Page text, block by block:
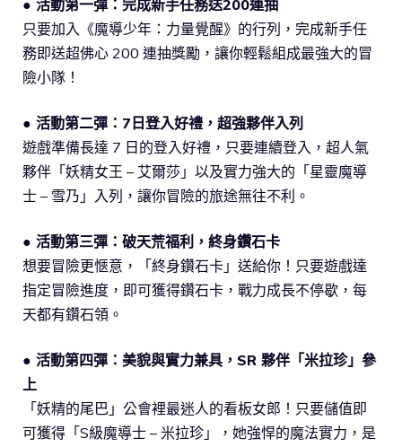
● 活動第一彈：完成新手任務送200連抽
只要加入《魔導少年：力量覺醒》的行列，完成新手任
務即送超佛心 200 連抽獎勵，讓你輕鬆組成最強大的冒
險小隊！
● 活動第二彈：7日登入好禮，超強夥伴入列
遊戲準備長達 7 日的登入好禮，只要連續登入，超人氣
夥伴「妖精女王 – 艾爾莎」以及實力強大的「星靈魔導
士 – 雪乃」入列，讓你冒險的旅途無往不利。
● 活動第三彈：破天荒福利，終身鑽石卡
想要冒險更愜意，「終身鑽石卡」送給你！只要遊戲達
指定冒險進度，即可獲得鑽石卡，戰力成長不停歇，每
天都有鑽石領。
● 活動第四彈：美貌與實力兼具，SR 夥伴「米拉珍」參
上
「妖精的尾巴」公會裡最迷人的看板女郎！只要儲值即
可獲得「S級魔導士 – 米拉珍」，她強悍的魔法實力，是